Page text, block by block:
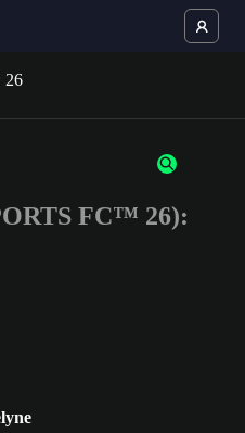
characters or numbers
FC™ 26):